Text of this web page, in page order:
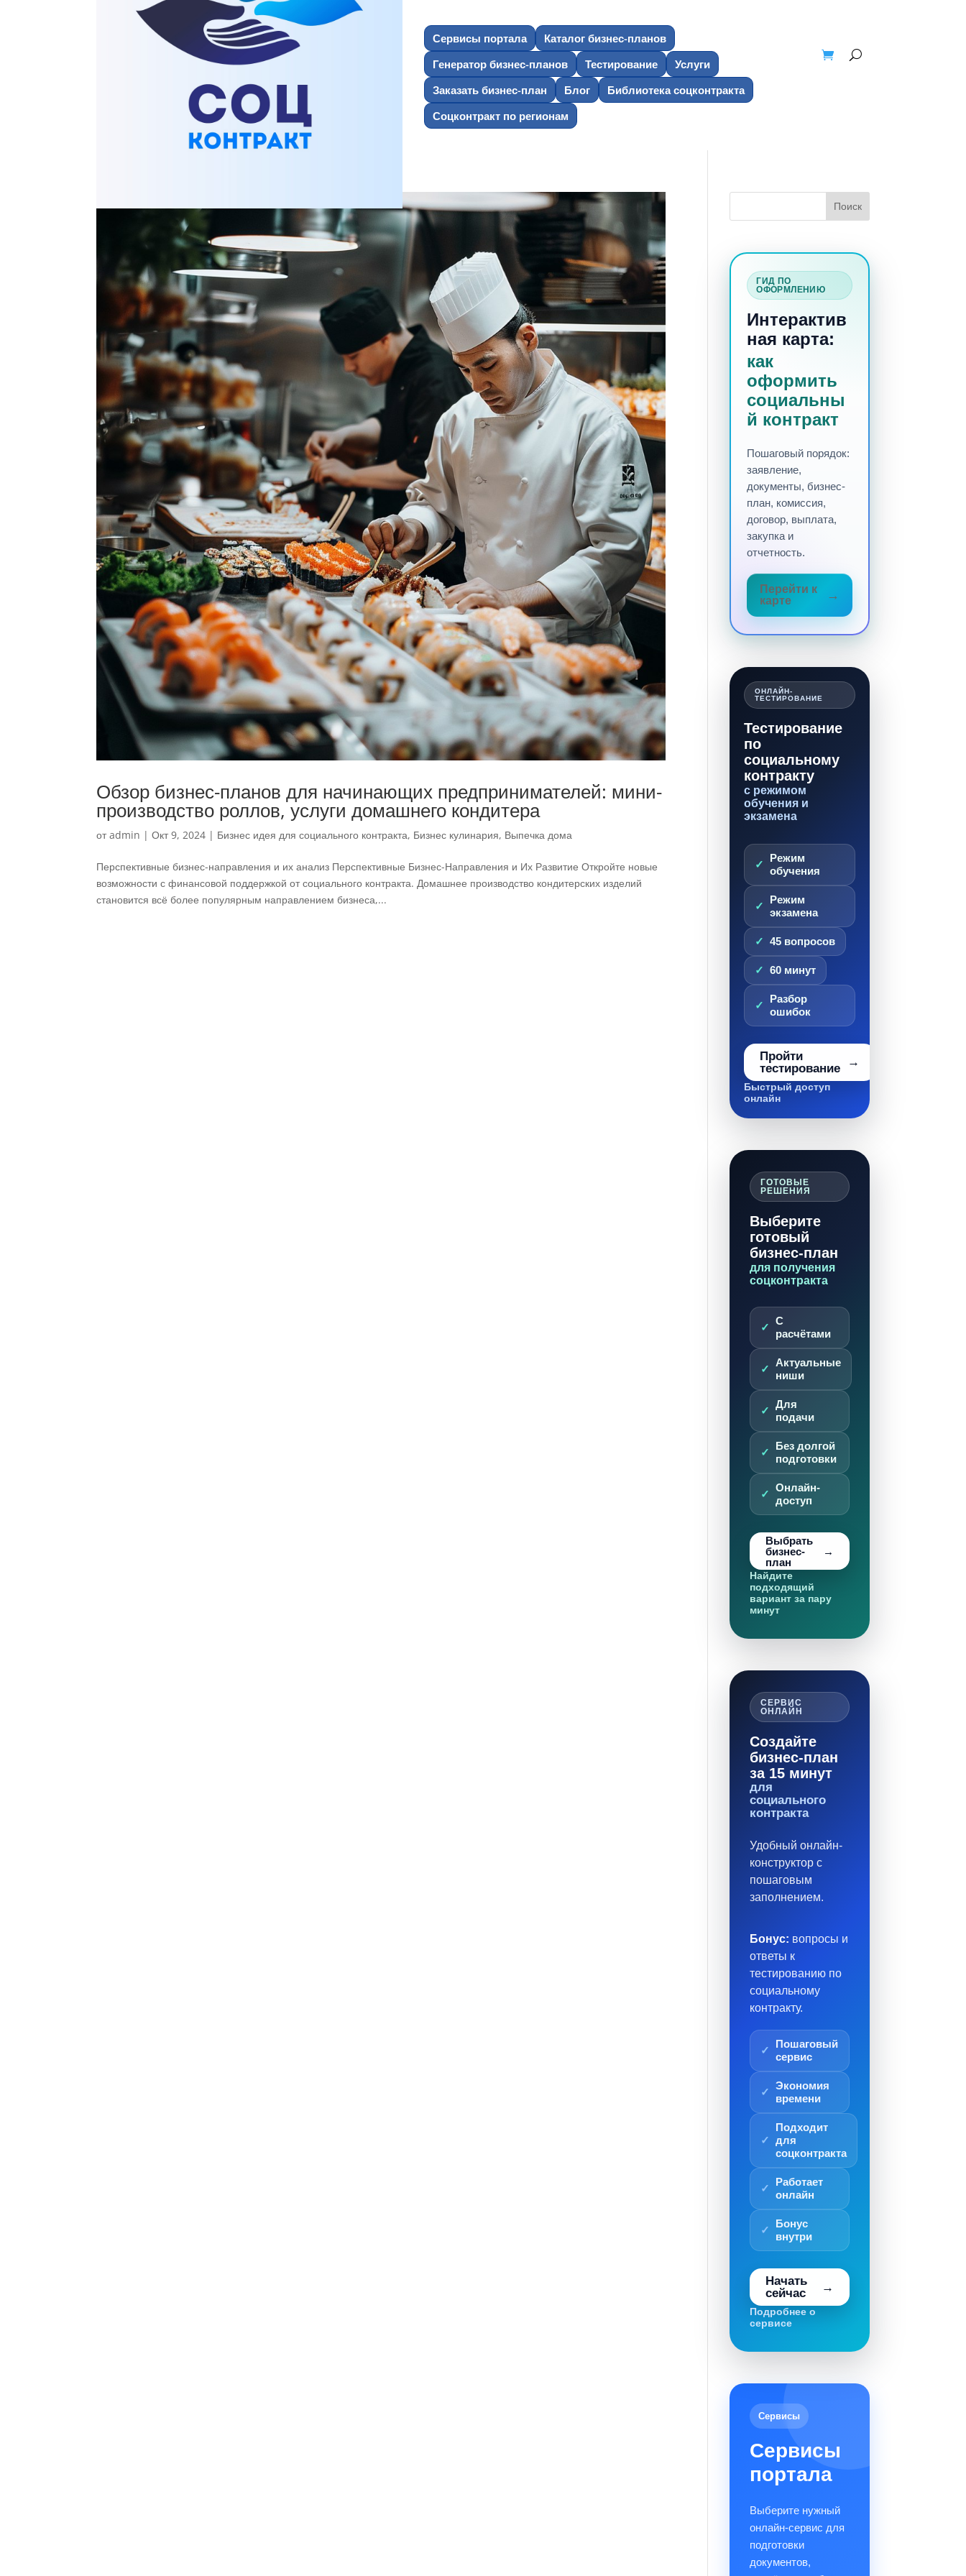
Сервисы портала
Каталог бизнес-планов
Генератор бизнес-планов
Тестирование
Услуги
Заказать бизнес-план
Блог
Библиотека соцконтракта
Соцконтракт по регионам
Обзор бизнес-планов для начинающих предпринимателей: мини-
производство роллов, услуги домашнего кондитера
отadmin |Окт 9, 2024 | Бизнес идея для социального контракта, Бизнес кулинария, Выпечка дома
Перспективные бизнес-направления и их анализ Перспективные Бизнес-Направления и Их Развитие Откройте новые
возможности с финансовой поддержкой от социального контракта. Домашнее производство кондитерских изделий
становится всё более популярным направлением бизнеса,...
ГИД ПО
ОФОРМЛЕНИЮ
Интерактив
ная карта:
как
оформить
социальны
й контракт
Пошаговый порядок:
заявление,
документы, бизнес-
план, комиссия,
договор, выплата,
закупка и
отчетность.
Перейти к
карте
ОНЛАЙН-
ТЕСТИРОВАНИЕ
Тестирование
по
социальному
контракту
с режимом
обучения и
экзамена
Режим
обучения
Режим
экзамена
45 вопросов
60 минут
Разбор
ошибок
Пройти
тестирование
Быстрый доступ
онлайн
ГОТОВЫЕ
РЕШЕНИЯ
Выберите
готовый
бизнес-план
для получения
соцконтракта
С
расчётами
Актуальные
ниши
Для
подачи
Без долгой
подготовки
Онлайн-
доступ
Выбрать
бизнес-
план
Найдите
подходящий
вариант за пару
минут
СЕРВИС
ОНЛАЙН
Создайте
бизнес-план
за 15 минут
для
социального
контракта
Удобный онлайн-
конструктор с
пошаговым
заполнением.
Бонус: вопросы и
ответы к
тестированию по
социальному
контракту.
Пошаговый
сервис
Экономия
времени
Подходит
для
соцконтракта
Работает
онлайн
Бонус
внутри
Начать
сейчас
Подробнее о
сервисе
Сервисы
Сервисы
портала
Выберите нужный
онлайн-сервис для
подготовки
документов,